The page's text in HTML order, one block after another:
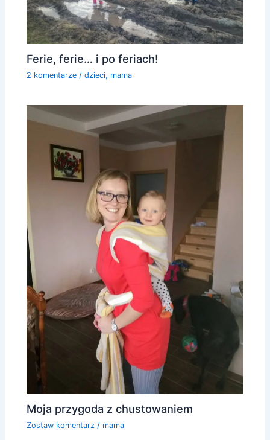
Ferie, ferie… i po feriach!
2 komentarze /dzieci, mama
Moja przygoda z chustowaniem
Zostaw komentarz / mama